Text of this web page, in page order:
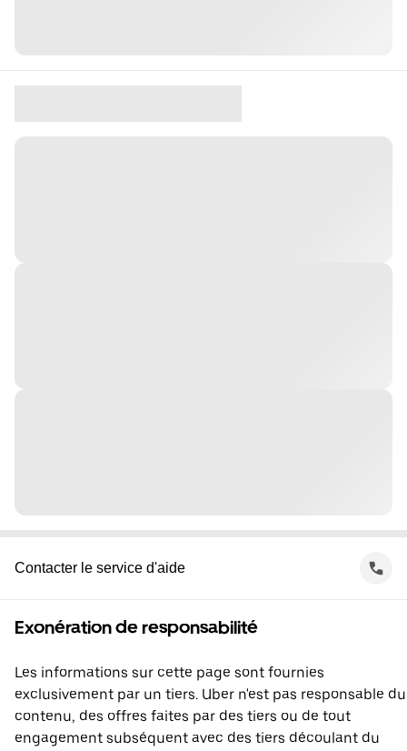
Contacter le service d'aide
Exonération de responsabilité
Les informations sur cette page sont fournies
exclusivement par un tiers. Uber n'est pas responsable du
contenu, des offres faites par des tiers ou de tout
engagement subséquent avec des tiers découlant du